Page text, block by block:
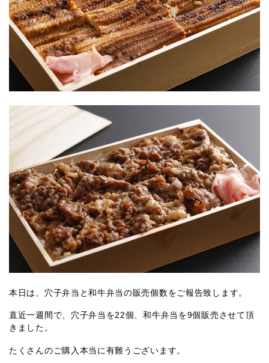
本日は、穴子弁当と和牛弁当の販売個数をご報告致します。
直近一週間で、穴子弁当を22個、和牛弁当を9個販売させて頂
きました。
たくさんのご購入本当に有難うございます。